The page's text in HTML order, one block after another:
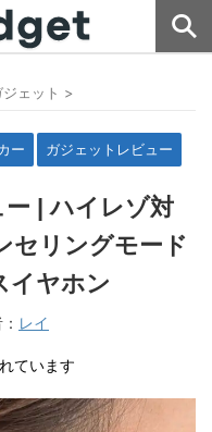
ェット >
ー ガジェットレビュー
ー | ハイレゾ対
セリングモード
イヤホン
レイ
ています